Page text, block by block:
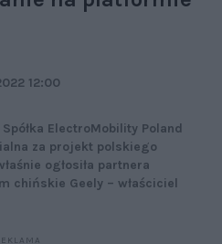
12:00
ElectroMobility Poland
za projekt polskiego
ogłosiła partnera
chińskie Geely – właściciel